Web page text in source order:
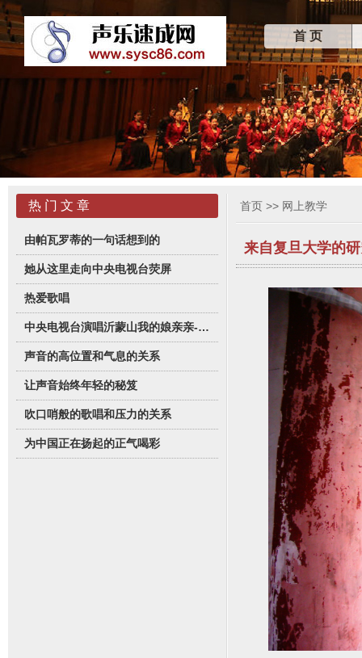
首 页
热 门 文 章
由帕瓦罗蒂的一句话想到的
她从这里走向中央电视台荧屏
热爱歌唱
中央电视台演唱沂蒙山我的娘亲亲-杭怡君
声音的高位置和气息的关系
让声音始终年轻的秘笈
吹口哨般的歌唱和压力的关系
为中国正在扬起的正气喝彩
首页 >> 网上教学
来自复旦大学的